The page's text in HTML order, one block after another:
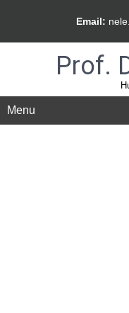
Email:
Prof.
Menu